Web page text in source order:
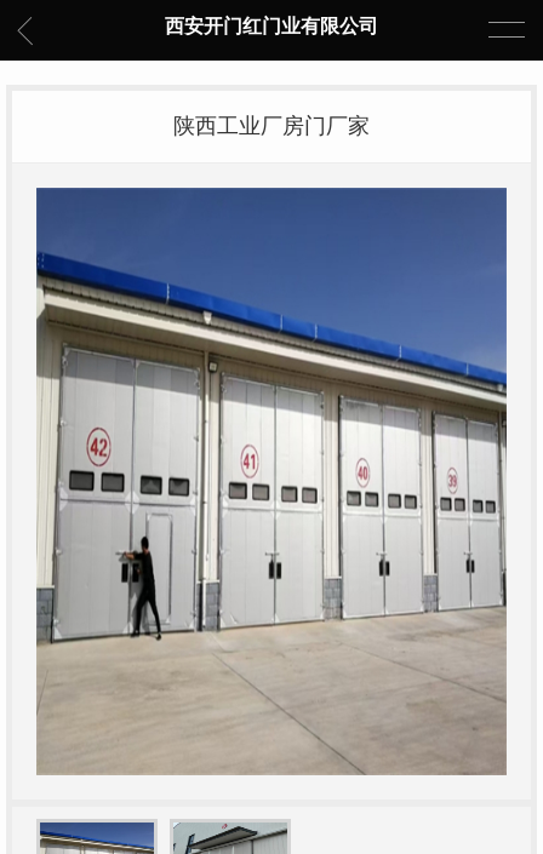
西安开门红门业有限公司
陕西工业厂房门厂家